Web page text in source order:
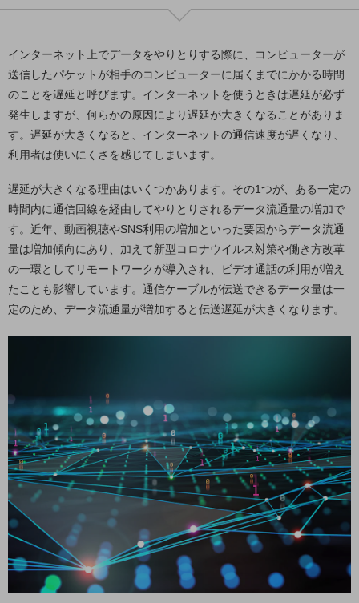
5G
IoT
AI
データ利活用
業務支援・マーケティング
災害対策・BCP
課題・ニーズで探す
課題・ニーズで探すTOP
コミュニケーション・情報共有
職場環境整備
地域共創・地方創生
セキュリティ対策
遠隔監視
顧客体験（CX）改善
自動化・省電化
人材不足解消
インターネット上でデータをやりとりする際に、コンピューターが
送信したパケットが相手のコンピューターに届くまでにかかる時間
のことを遅延と呼びます。インターネットを使うときは遅延が必ず
発生しますが、何らかの原因により遅延が大きくなることがありま
す。遅延が大きくなると、インターネットの通信速度が遅くなり、
利用者は使いにくさを感じてしまいます。
遅延が大きくなる理由はいくつかあります。その1つが、ある一定の
時間内に通信回線を経由してやりとりされるデータ流通量の増加で
す。近年、動画視聴やSNS利用の増加といった要因からデータ流通
量は増加傾向にあり、加えて新型コロナウイルス対策や働き方改革
の一環としてリモートワークが導入され、ビデオ通話の利用が増え
たことも影響しています。通信ケーブルが伝送できるデータ量は一
定のため、データ流通量が増加すると伝送遅延が大きくなります。